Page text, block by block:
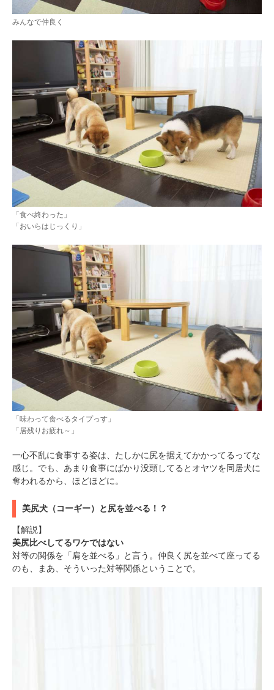
みんなで仲良く
「食べ終わった」
「おいらはじっくり」
「味わって食べるタイプっす」
「居残りお疲れ～」
一心不乱に食事する姿は、たしかに尻を据えてかかってるってな
感じ。でも、あまり食事にばかり没頭してるとオヤツを同居犬に
奪われるから、ほどほどに。
美尻犬（コーギー）と尻を並べる！？
【解説】
美尻比べしてるワケではない
対等の関係を「肩を並べる」と言う。仲良く尻を並べて座ってる
のも、まあ、そういった対等関係ということで。